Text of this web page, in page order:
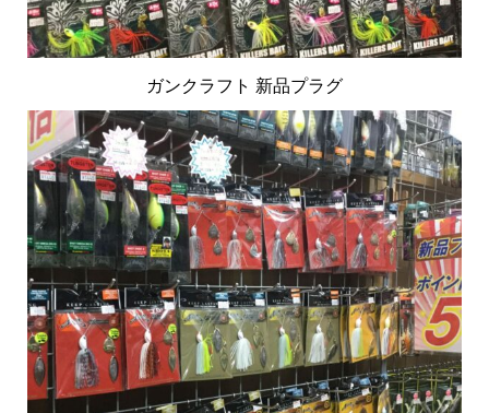
ガンクラフト 新品プラグ